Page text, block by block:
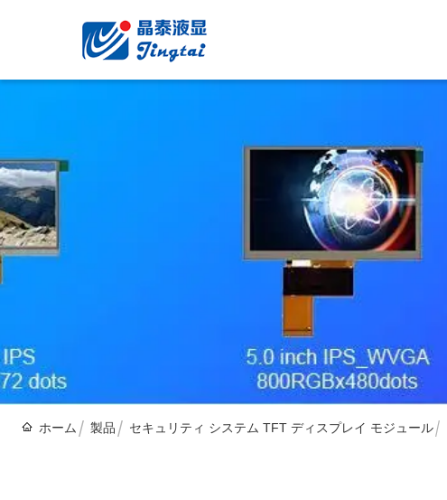
ホーム 製品 セキュリティ システム TFT ディスプレイ モジュール